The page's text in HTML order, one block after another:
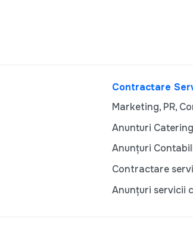
Contractare
Marketing, PR,
Anunturi
Anunțuri
Contractare
Anunțuri servicii